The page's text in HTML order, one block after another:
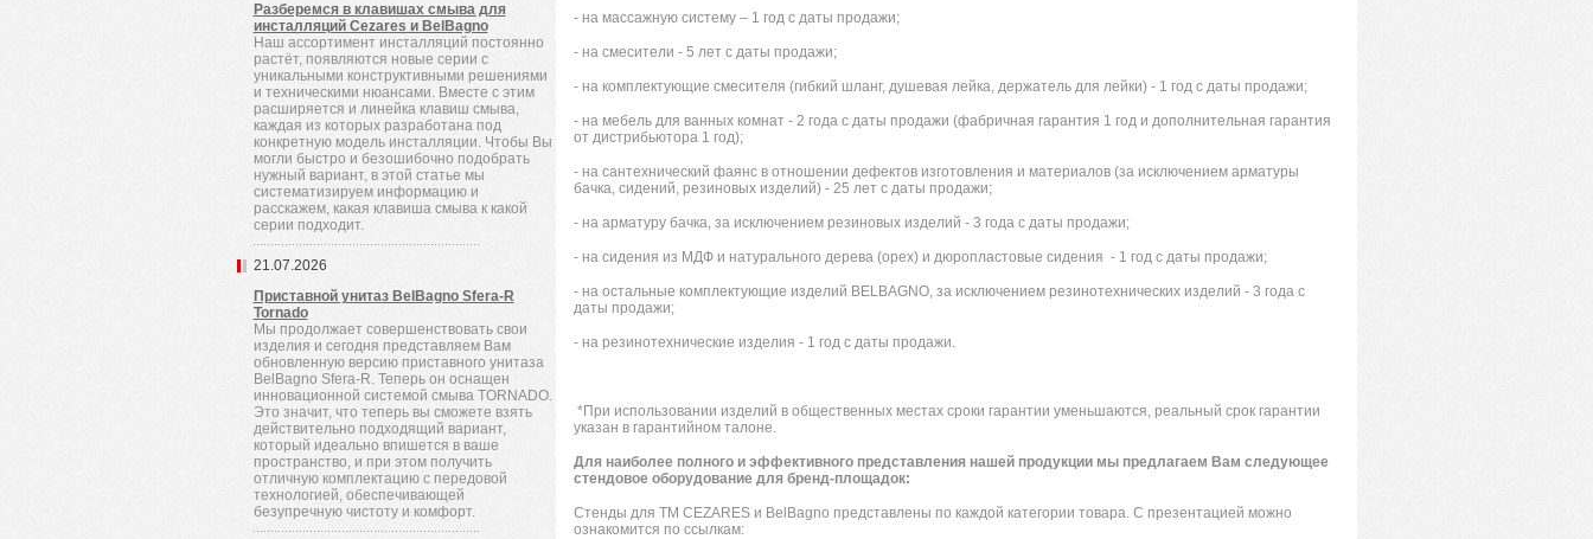
Разберемся в клавишах смыва для
инсталляций Cezares и BelBagno
Наш ассортимент инсталляций постоянно
растёт, появляются новые серии с
уникальными конструктивными решениями
и техническими нюансами. Вместе с этим
расширяется и линейка клавиш смыва,
каждая из которых разработана под
конкретную модель инсталляции. Чтобы Вы
могли быстро и безошибочно подобрать
нужный вариант, в этой статье мы
систематизируем информацию и
расскажем, какая клавиша смыва к какой
серии подходит.
21.07.2026
Приставной унитаз BelBagno Sfera-R
Tornado
Мы продолжает совершенствовать свои
изделия и сегодня представляем Вам
обновленную версию приставного унитаза
BelBagno Sfera-R. Теперь он оснащен
инновационной системой смыва TORNADO.
Это значит, что теперь вы сможете взять
действительно подходящий вариант,
который идеально впишется в ваше
пространство, и при этом получить
отличную комплектацию с передовой
технологией, обеспечивающей
безупречную чистоту и комфорт.
- на массажную систему – 1 год с даты продажи;
- на смесители - 5 лет с даты продажи;
- на комплектующие смесителя (гибкий шланг, душевая лейка, держатель для лейки) - 1 год с даты продажи;
- на мебель для ванных комнат - 2 года с даты продажи (фабричная гарантия 1 год и дополнительная гарантия
от дистрибьютора 1 год);
- на сантехнический фаянс в отношении дефектов изготовления и материалов (за исключением арматуры
бачка, сидений, резиновых изделий) - 25 лет с даты продажи;
- на арматуру бачка, за исключением резиновых изделий - 3 года с даты продажи;
- на сидения из МДФ и натурального дерева (орех) и дюропластовые сидения - 1 год с даты продажи;
- на остальные комплектующие изделий BELBAGNO, за исключением резинотехнических изделий - 3 года с
даты продажи;
- на резинотехнические изделия - 1 год с даты продажи.
*При использовании изделий в общественных местах сроки гарантии уменьшаются, реальный срок гарантии
указан в гарантийном талоне.
Для наиболее полного и эффективного представления нашей продукции мы предлагаем Вам следующее
стендовое оборудование для бренд-площадок:
Стенды для ТМ CEZARES и BelBagno представлены по каждой категории товара. С презентацией можно
ознакомится по ссылкам: